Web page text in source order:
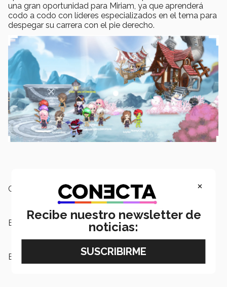
una gran oportunidad para Miriam, ya que aprenderá
codo a codo con líderes especializados en el tema para
despegar su carrera con el pie derecho.
Campus: Puebla
Escuelas: Ingeniería y Ciencias
Etiquetas:
Calentamiento Global Cambio
Climático
×
Recibe nuestro newsletter de
noticias: